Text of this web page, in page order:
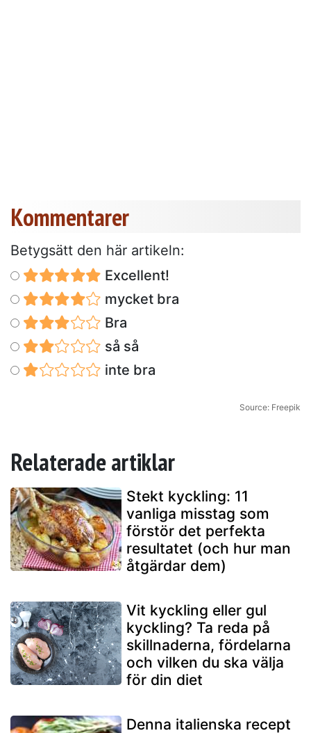
Kommentarer
Betygsätt den här artikeln:
Excellent!
mycket bra
Bra
så så
inte bra
Source: Freepik
Relaterade artiklar
Stekt kyckling: 11
vanliga misstag som
förstör det perfekta
resultatet (och hur man
åtgärdar dem)
Vit kyckling eller gul
kyckling? Ta reda på
skillnaderna, fördelarna
och vilken du ska välja
för din diet
Denna italienska recept